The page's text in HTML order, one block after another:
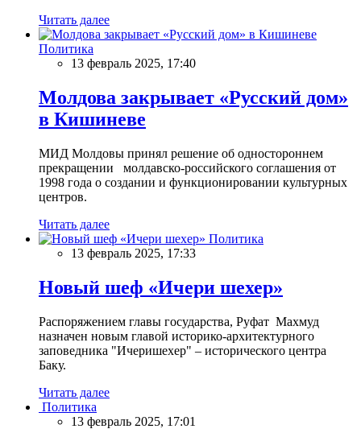
Читать далее
Политика
13 февраль 2025, 17:40
Молдова закрывает «Русский дом»
в Кишиневе
МИД Молдовы принял решение об одностороннем
прекращении молдавско-российского соглашения от
1998 года о создании и функционировании культурных
центров.
Читать далее
Политика
13 февраль 2025, 17:33
Новый шеф «Ичери шехер»
Распоряжением главы государства, Руфат Махмуд
назначен новым главой историко-архитектурного
заповедника "Ичеришехер" – исторического центра
Баку.
Читать далее
Политика
13 февраль 2025, 17:01